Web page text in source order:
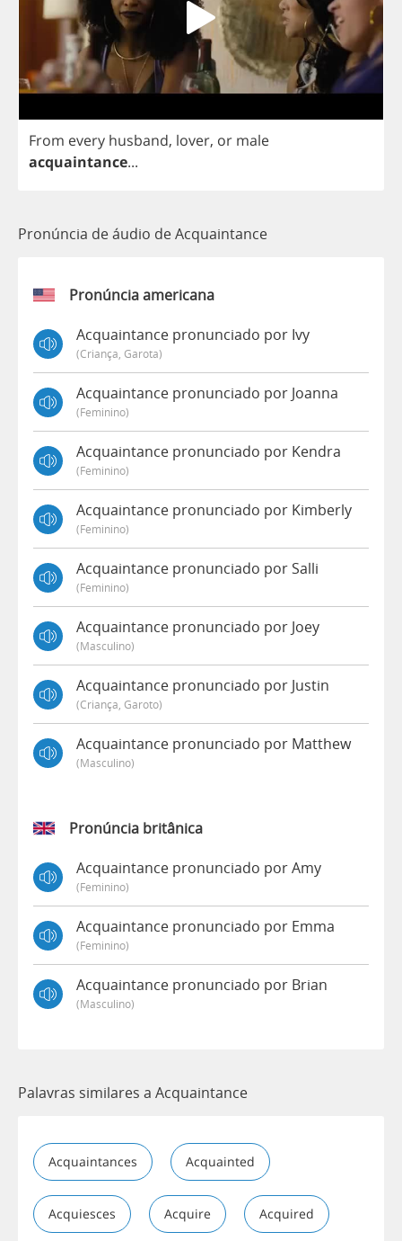
From every husband, lover, or male
acquaintance...
Pronúncia de áudio de Acquaintance
Pronúncia americana
Acquaintance pronunciado por Ivy
(criança, Garota)
Acquaintance pronunciado por Joanna
(feminino)
Acquaintance pronunciado por Kendra
(feminino)
Acquaintance pronunciado por Kimberly
(feminino)
Acquaintance pronunciado por Salli
(feminino)
Acquaintance pronunciado por Joey
(masculino)
Acquaintance pronunciado por Justin
(criança, Garoto)
Acquaintance pronunciado por Matthew
(masculino)
Pronúncia britânica
Acquaintance pronunciado por Amy
(feminino)
Acquaintance pronunciado por Emma
(feminino)
Acquaintance pronunciado por Brian
(masculino)
Palavras similares a Acquaintance
Acquaintances Acquainted
Acquiesces Acquire Acquired